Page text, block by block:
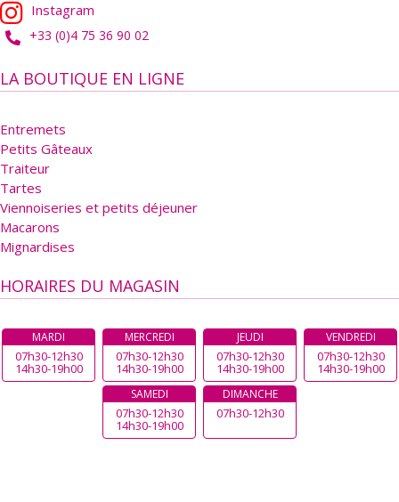
Instagram
+33 (0)4 75 36 90 02
LA BOUTIQUE EN LIGNE
Entremets
Petits Gâteaux
Traiteur
Tartes
Viennoiseries et petits déjeuner
Macarons
Mignardises
HORAIRES DU MAGASIN
MARDI
07h30-12h30
14h30-19h00
MERCREDI
07h30-12h30
14h30-19h00
JEUDI
07h30-12h30
14h30-19h00
VENDREDI
07h30-12h30
14h30-19h00
SAMEDI
07h30-12h30
14h30-19h00
DIMANCHE
07h30-12h30